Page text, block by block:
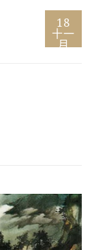
18
十一
月